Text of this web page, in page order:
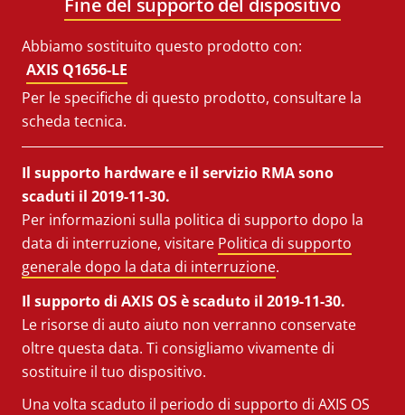
Abbiamo sostituito questo prodotto con:
AXIS Q1656-LE
Per le specifiche di questo prodotto, consultare la
scheda tecnica.
Il supporto hardware e il servizio RMA sono
scaduti il 2019-11-30.
Per informazioni sulla politica di supporto dopo la
data di interruzione, visitare Politica di supporto
generale dopo la data di interruzione.
Il supporto di AXIS OS è scaduto il 2019-11-30.
Le risorse di auto aiuto non verranno conservate
oltre questa data. Ti consigliamo vivamente di
sostituire il tuo dispositivo.
Una volta scaduto il periodo di supporto di AXIS OS